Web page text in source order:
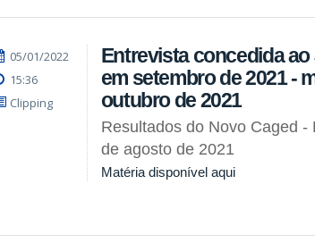
05/01/2022
15:36
Clipping
Entrevista concedida
em setembro de 2021 -
outubro de 2021
Resultados do Novo Caged
de agosto de 2021
Matéria disponível aqui